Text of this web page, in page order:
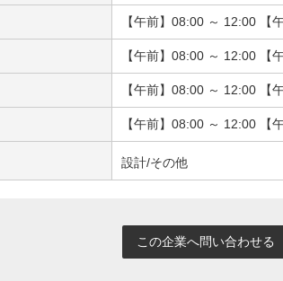
【午前】08:00 ～ 12:00 【
【午前】08:00 ～ 12:00 【
【午前】08:00 ～ 12:00 【
【午前】08:00 ～ 12:00 【
設計/その他
この企業へ問い合わせる